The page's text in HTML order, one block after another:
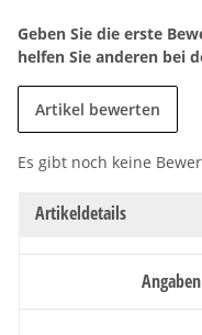
Geben Sie die erste
helfen Sie anderen bei
Artikel bewerten
Es gibt noch keine
Artikeldetails